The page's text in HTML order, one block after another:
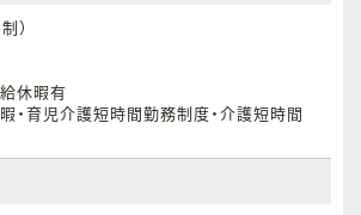
）
休暇有
・育児介護短時間勤務制度・介護短時間